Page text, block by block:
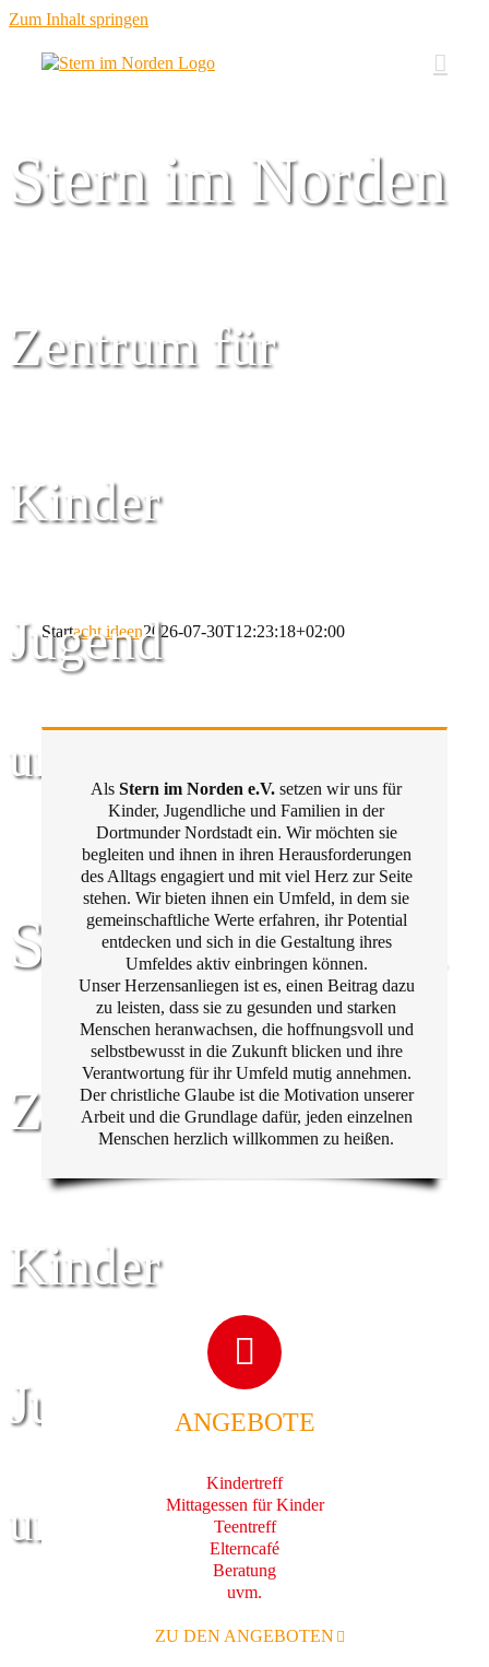
Zum Inhalt springen
Stern im Norden
Zentrum für
Kinder
Jugend
und Familie
Stern im Norden
Zentrum für
Kinder
Jugend
und Familie
Startacht ideen2026-07-30T12:23:18+02:00
Als Stern im Norden e.V. setzen wir uns für
Kinder, Jugendliche und Familien in der
Dortmunder Nordstadt ein. Wir möchten sie
begleiten und ihnen in ihren Herausforderungen
des Alltags engagiert und mit viel Herz zur Seite
stehen. Wir bieten ihnen ein Umfeld, in dem sie
gemeinschaftliche Werte erfahren, ihr Potential
entdecken und sich in die Gestaltung ihres
Umfeldes aktiv einbringen können.
Unser Herzensanliegen ist es, einen Beitrag dazu
zu leisten, dass sie zu gesunden und starken
Menschen heranwachsen, die hoffnungsvoll und
selbstbewusst in die Zukunft blicken und ihre
Verantwortung für ihr Umfeld mutig annehmen.
Der christliche Glaube ist die Motivation unserer
Arbeit und die Grundlage dafür, jeden einzelnen
Menschen herzlich willkommen zu heißen.
ANGEBOTE
Kindertreff
Mittagessen für Kinder
Teentreff
Elterncafé
Beratung
uvm.
ZU DEN ANGEBOTEN